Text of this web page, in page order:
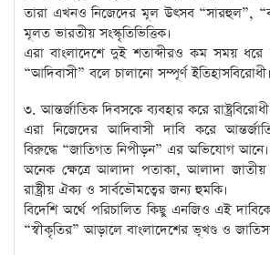
তারা এখনও নিজেদের মূল উৎসব “সারহুল”,
মূলত ভারতীয় সংস্কৃতিভিত্তিক।
এরা বাংলাদেশে দুই শতাব্দীরও কম সময়
“আদিবাসী” বলে চালানো সম্পূর্ণ ইতিহাসবিরোধী।
৩. আন্তর্জাতিক দিবসকে ব্যবহার করে রাষ্ট্রবিরোধী
এরা নিজেদের আদিবাসী দাবি করে
বিরুদ্ধে “জাতিগত নিপীড়ন” এর অভিযোগ আনে।
অনেক ক্ষেত্রে আলাদা পতাকা, আলাদা জাতীয়
রাষ্ট্রীয় ঐক্য ও সার্বভৌমত্বের জন্য হুমকি।
বিদেশি অর্থে পরিচালিত কিছু এনজিও এই
“স্বীকৃতির” আড়ালে বাংলাদেশের ভূখণ্ড ও